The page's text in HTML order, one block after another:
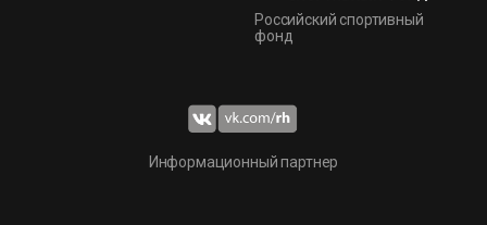
Российский спортивный
фонд
Информационный партнер